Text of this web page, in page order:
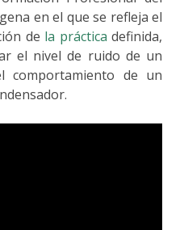
en el que se refleja el
de la práctica definida,
el nivel de ruido de un
comportamiento de un